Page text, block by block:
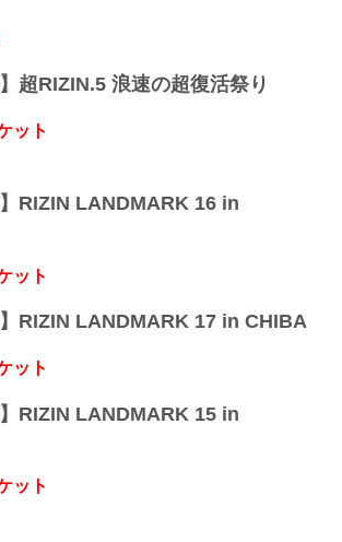
超RIZIN.5 浪速の超復活祭り
ット
】RIZIN LANDMARK 16 in
ット
】RIZIN LANDMARK 17 in CHIBA
ット
】RIZIN LANDMARK 15 in
ット